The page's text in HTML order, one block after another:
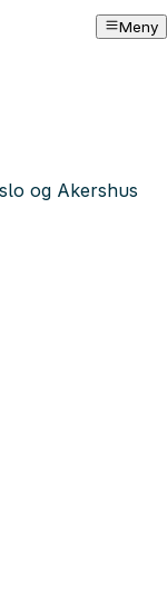
Meny
og Akershus